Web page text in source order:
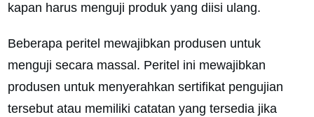
kapan harus menguji produk yang diisi ulang.
Beberapa peritel mewajibkan produsen untuk
menguji secara massal. Peritel ini mewajibkan
produsen untuk menyerahkan sertifikat pengujian
tersebut atau memiliki catatan yang tersedia jika